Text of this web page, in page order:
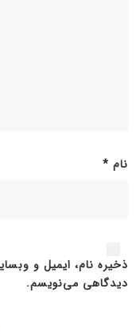
نام *
ذخیره نام، ایمیل و
دیدگاهی می‌نویسم.